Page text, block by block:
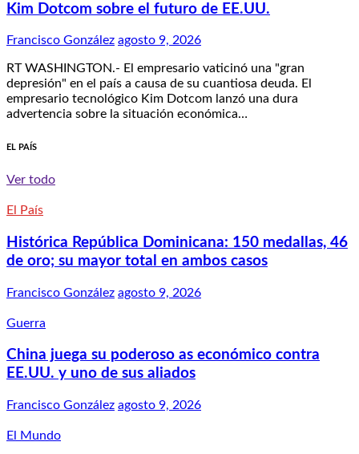
Kim Dotcom sobre el futuro de EE.UU.
Francisco González agosto 9, 2026
RT WASHINGTON.- El empresario vaticinó una "gran
depresión" en el país a causa de su cuantiosa deuda. El
empresario tecnológico Kim Dotcom lanzó una dura
advertencia sobre la situación económica…
EL PAÍS
Ver todo
El País
Histórica República Dominicana: 150 medallas, 46
de oro; su mayor total en ambos casos
Francisco González agosto 9, 2026
Guerra
China juega su poderoso as económico contra
EE.UU. y uno de sus aliados
Francisco González agosto 9, 2026
El Mundo